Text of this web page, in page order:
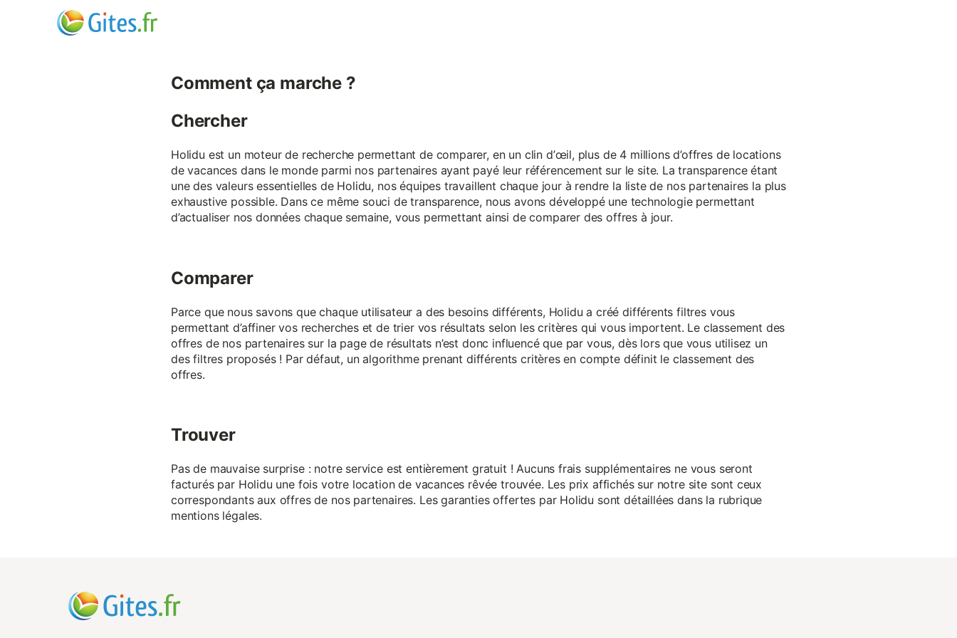
Comment ça marche ?
Chercher
Holidu est un moteur de recherche permettant de comparer, en un clin d’œil, plus de 4 millions d’offres de locations
de vacances dans le monde parmi nos partenaires ayant payé leur référencement sur le site. La transparence étant
une des valeurs essentielles de Holidu, nos équipes travaillent chaque jour à rendre la liste de nos partenaires la plus
exhaustive possible. Dans ce même souci de transparence, nous avons développé une technologie permettant
d’actualiser nos données chaque semaine, vous permettant ainsi de comparer des offres à jour.
Comparer
Parce que nous savons que chaque utilisateur a des besoins différents, Holidu a créé différents filtres vous
permettant d’affiner vos recherches et de trier vos résultats selon les critères qui vous importent. Le classement des
offres de nos partenaires sur la page de résultats n’est donc influencé que par vous, dès lors que vous utilisez un
des filtres proposés ! Par défaut, un algorithme prenant différents critères en compte définit le classement des
offres.
Trouver
Pas de mauvaise surprise : notre service est entièrement gratuit ! Aucuns frais supplémentaires ne vous seront
facturés par Holidu une fois votre location de vacances rêvée trouvée. Les prix affichés sur notre site sont ceux
correspondants aux offres de nos partenaires. Les garanties offertes par Holidu sont détaillées dans la rubrique
mentions légales.